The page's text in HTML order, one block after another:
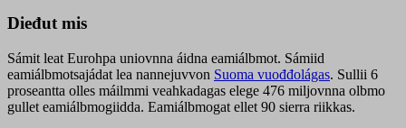
Dieđut mis
Sámit leat Eurohpa uniovnna áidna eamiálbmot. Sámiid
eamiálbmotsajádat lea nannejuvvon Suoma vuođđolágas. Sullii 6
proseantta olles máilmmi veahkadagas elege 476 miljovnna olbmo
gullet eamiálbmogiidda. Eamiálbmogat ellet 90 sierra riikkas.